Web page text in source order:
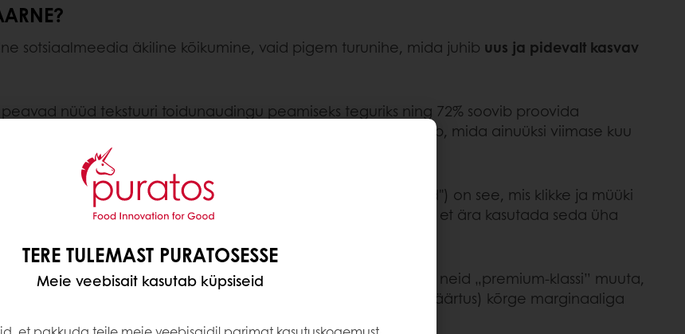
sotsiaalmeedia äkiline kõikumine, vaid pigem turunihe, mida juhib uus ja pidevalt kasvav
nüüd tekstuuri toidunaudingu peamiseks teguriks ning 72% soovib proovida
miks pehme leib on nüüd maailmas enim tarbitav leivatüüp, mida ainuüksi viimase kuu
tipus.
umami" see ideaalne, Instagrami-sõbralik pehme "pind") on see, mis klikke ja müüki
uue brioche'i toote50 riigis[3], on brioche ideaalses positsioonis, et ära kasutada seda üha
igapäevaseid esemeid, nagu saiu, leibasid ja suupisteid, ja neid „premium-klassi” muuta,
mille dikteerib pigem turu pakkumine ja nõudlus kui brändiväärtus) kõrge marginaaliga
TERE TULEMAST PURATOSESSE
Meie veebisait kasutab küpsiseid